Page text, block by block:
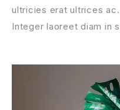
ultricies erat ultrices
Integer laoreet diam in